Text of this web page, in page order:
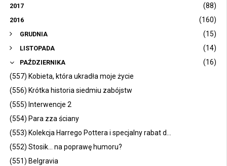
2017 (88)
2016 (160)
GRUDNIA (15)
LISTOPADA (14)
PAŹDZIERNIKA
(16)
(557) Kobieta, która ukradła moje życie
(556) Krótka historia siedmiu zabójstw
(555) Interwencje 2
(554) Para zza ściany
(553) Kolekcja Harrego Pottera i specjalny rabat d...
(552) Stosik... na poprawę humoru?
(551) Belgravia